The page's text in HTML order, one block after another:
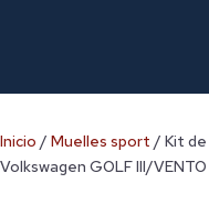
Inicio / Muelles sport / Kit de
Volkswagen GOLF III/VENTO